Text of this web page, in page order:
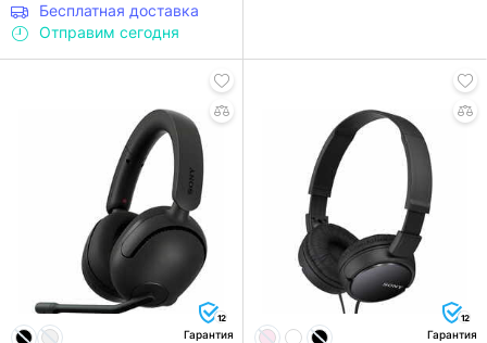
Бесплатная доставка
Отправим сегодня
12
Гарантия
12
Гарантия